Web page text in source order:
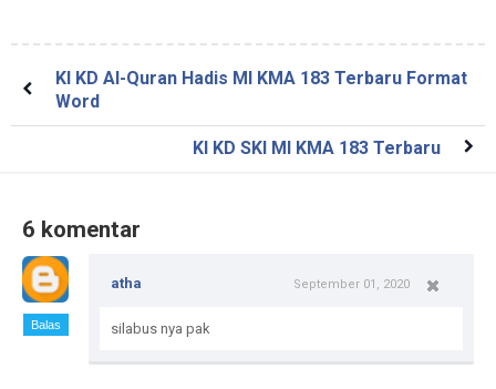
KI KD Al-Quran Hadis MI KMA 183 Terbaru Format
Word
KI KD SKI MI KMA 183 Terbaru
6 komentar
Balas
atha September 01, 2020
silabus nya pak